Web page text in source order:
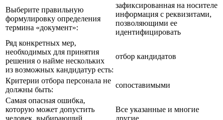
Выберите правильную
формулировку определения
термина «документ»:
зафиксированная на носителе
информация с реквизитами,
позволяющими ее
идентифицировать
Ряд конкретных мер,
необходимых для принятия
решения о найме нескольких
из возможных кандидатур есть:
отбор кандидатов
Критерии отбора персонала не
должны быть:
сопоставимыми
Самая опасная ошибка,
которую может допустить
человек, выбирающий
Все указанные и многие
другие